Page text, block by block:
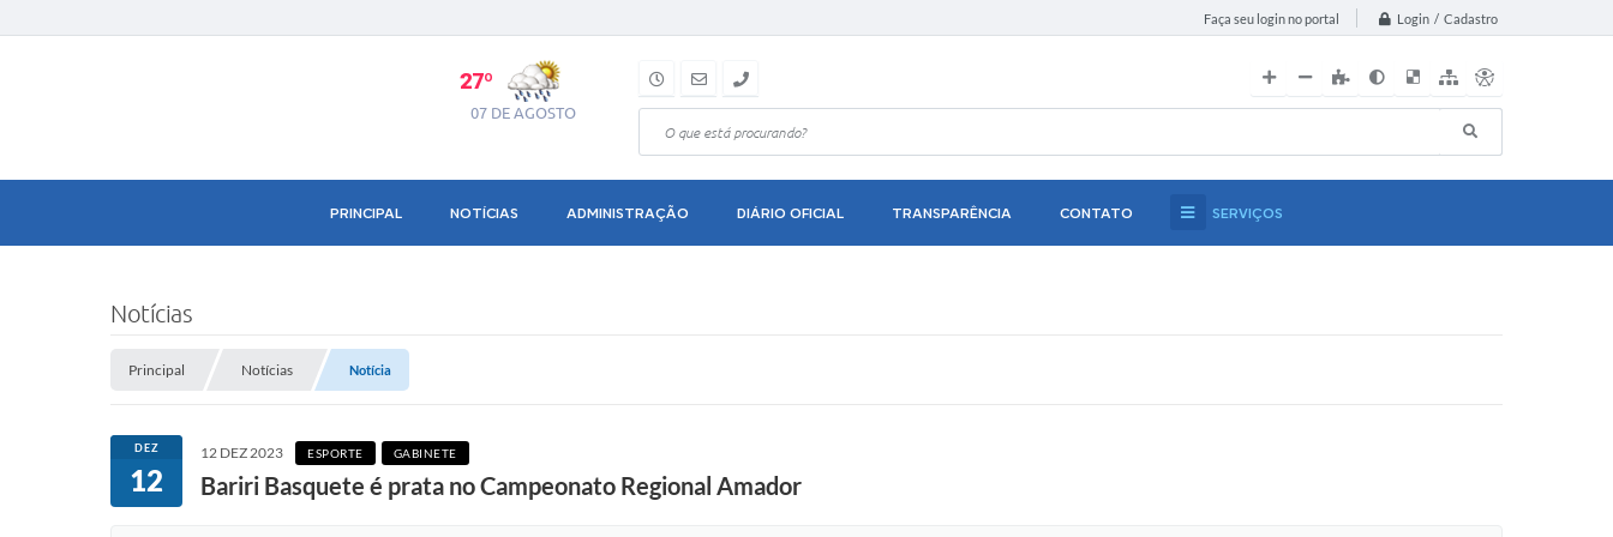
Faça seu login no portal Login / Cadastro
27º
07 DE AGOSTO
PRINCIPAL NOTÍCIAS ADMINISTRAÇÃO DIÁRIO OFICIAL TRANSPARÊNCIA CONTATO SERVIÇOS
Notícias
Principal Notícias Notícia
DEZ
12
12 DEZ 2023 ESPORTE GABINETE
Bariri Basquete é prata no Campeonato Regional Amador